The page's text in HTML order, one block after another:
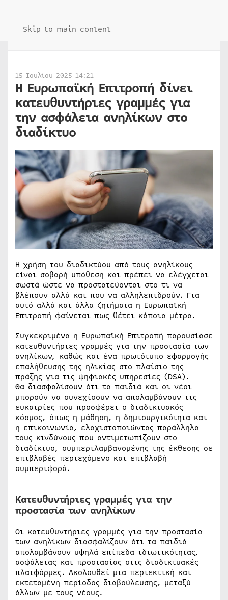
Skip to main content
15 Ιουλίου 2025 14:21
Η Ευρωπαϊκή Επιτροπή δίνει
κατευθυντήριες γραμμές για
την ασφάλεια ανηλίκων στο
διαδίκτυο
Η χρήση του διαδικτύου από τους ανηλίκους
είναι σοβαρή υπόθεση και πρέπει να ελέγχεται
σωστά ώστε να προστατεύονται στο τι να
βλέπουν αλλά και που να αλληλεπιδρούν. Για
αυτό αλλά και άλλα ζητήματα η Ευρωπαϊκή
Επιτροπή φαίνεται πως θέτει κάποια μέτρα.
Συγκεκριμένα η Ευρωπαϊκή Επιτροπή παρουσίασε
κατευθυντήριες γραμμές για την προστασία των
ανηλίκων, καθώς και ένα πρωτότυπο εφαρμογής
επαλήθευσης της ηλικίας στο πλαίσιο της
πράξης για τις ψηφιακές υπηρεσίες (DSA).
Θα διασφαλίσουν ότι τα παιδιά και οι νέοι
μπορούν να συνεχίσουν να απολαμβάνουν τις
ευκαιρίες που προσφέρει ο διαδικτυακός
κόσμος, όπως η μάθηση, η δημιουργικότητα και
η επικοινωνία, ελαχιστοποιώντας παράλληλα
τους κινδύνους που αντιμετωπίζουν στο
διαδίκτυο, συμπεριλαμβανομένης της έκθεσης σε
επιβλαβές περιεχόμενο και επιβλαβή
συμπεριφορά.
Κατευθυντήριες γραμμές για την
προστασία των ανηλίκων
Οι κατευθυντήριες γραμμές για την προστασία
των ανηλίκων διασφαλίζουν ότι τα παιδιά
απολαμβάνουν υψηλά επίπεδα ιδιωτικότητας,
ασφάλειας και προστασίας στις διαδικτυακές
πλατφόρμες. Ακολουθεί μια περιεκτική και
εκτεταμένη περίοδος διαβούλευσης, μεταξύ
άλλων με τους νέους.